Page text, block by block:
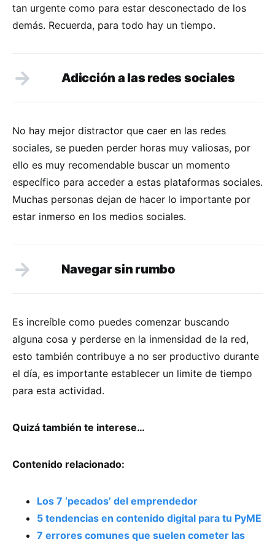
tan urgente como para estar desconectado de los
demás. Recuerda, para todo hay un tiempo.
Adicción a las redes sociales
No hay mejor distractor que caer en las redes
sociales, se pueden perder horas muy valiosas, por
ello es muy recomendable buscar un momento
específico para acceder a estas plataformas sociales.
Muchas personas dejan de hacer lo importante por
estar inmerso en los medios sociales.
Navegar sin rumbo
Es increíble como puedes comenzar buscando
alguna cosa y perderse en la inmensidad de la red,
esto también contribuye a no ser productivo durante
el día, es importante establecer un limite de tiempo
para esta actividad.
Quizá también te interese…
Contenido relacionado:
Los 7 ‘pecados’ del emprendedor
5 tendencias en contenido digital para tu PyME
7 errores comunes que suelen cometer las